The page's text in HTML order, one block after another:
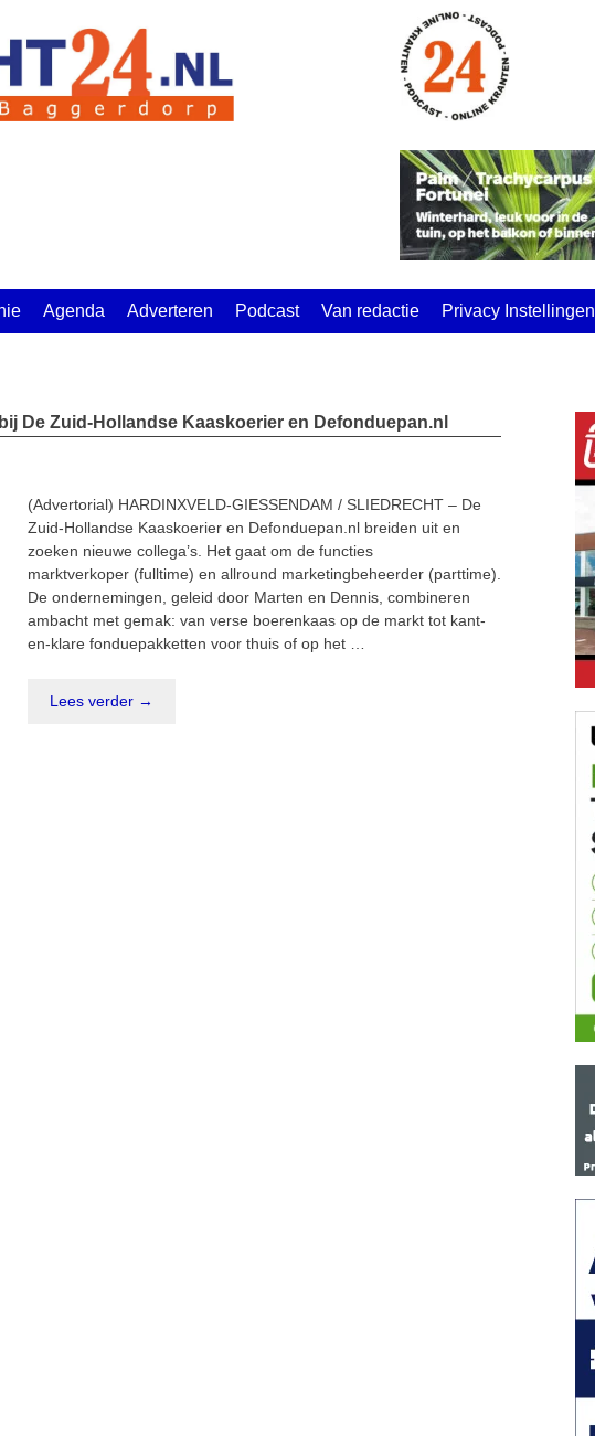
Agenda Adverteren Podcast Van redactie Privacy Instellingen
De Zuid-Hollandse Kaaskoerier en Defonduepan.nl
(Advertorial) HARDINXVELD-GIESSENDAM / SLIEDRECHT – De
Zuid-Hollandse Kaaskoerier en Defonduepan.nl breiden uit en
zoeken nieuwe collega’s. Het gaat om de functies
marktverkoper (fulltime) en allround marketingbeheerder (parttime).
De ondernemingen, geleid door Marten en Dennis, combineren
ambacht met gemak: van verse boerenkaas op de markt tot kant-
en-klare fonduepakketten voor thuis of op het …
Lees verder →